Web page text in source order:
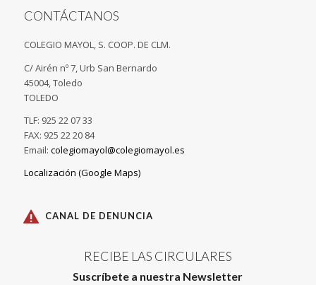
CONTÁCTANOS
COLEGIO MAYOL, S. COOP. DE CLM.
C/ Airén nº 7, Urb San Bernardo
45004, Toledo
TOLEDO
TLF: 925 22 07 33
FAX: 925 22 20 84
Email: colegiomayol@colegiomayol.es
Localización (Google Maps)
CANAL DE DENUNCIA
RECIBE LAS CIRCULARES
Suscríbete a nuestra Newsletter